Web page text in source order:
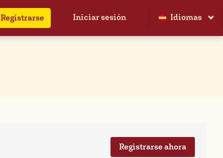
Registrarse Iniciar sesión Idiomas
Registrarse ahora